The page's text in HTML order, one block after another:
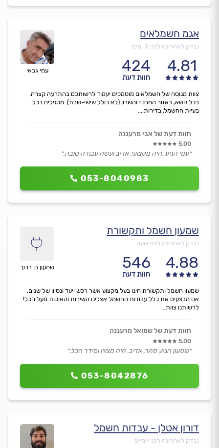
עמי גבאי
אגמ חשמלאים
נבדק לאחרונה לפני 3 ימים
4.81
424
חוות דעת
053-8040983
צוות מנוסה של חשמלאים מוסמכים יעמוד לרשותכם בהתרעה קצרה,
בכל נושא, באזור המרכז והשרון (לא כולל שישי-שבת). מטפלים בכל
בעיות החשמל, בדירות,...
חוות דעת של אבי מרעננה
5.00
״עמי הגיע ,היה מקצועי, אדיב ועשה עבודה טובה.״
שמעון בן ברוך
שמעון חשמל ותקשורת
נבדק לאחרונה לפני שעה
4.88
546
חוות דעת
053-8042876
שמעון חשמל ותקשורת הינו בעל מקצוע אשר רכש ייעד ונסיון של שנים,
אנו מבצעים את כלל עבודות החשמל אצלינו השירות והאיכות מעל הכל!
לרשותנו צוות...
חוות דעת של שמואל מרעננה
5.00
״שמעון הגיע מהר, אדיב, היה מצויין וסידר הכל.״
דורון אטלן - עבדות חשמל
נבדק לאחרונה לפני יומיים